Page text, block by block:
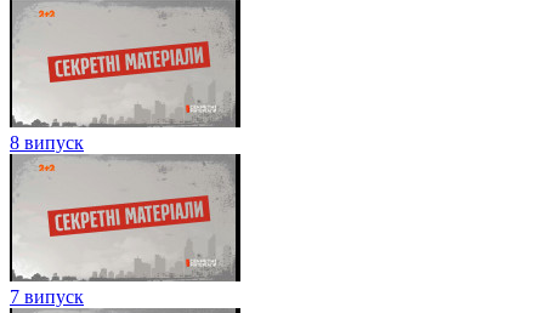
8 випуск
7 випуск